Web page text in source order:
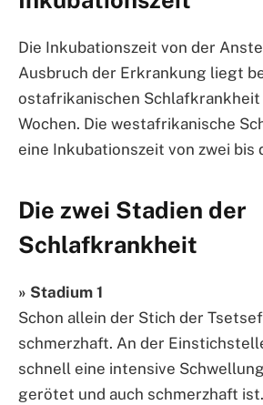
Die Inkubationszeit von der
Ausbruch der Erkrankung liegt
ostafrikanischen Schlafkrankheit
Wochen. Die westafrikanische
eine Inkubationszeit von zwei bis
Die zwei Stadien der
Schlafkrankheit
» Stadium 1
Schon allein der Stich der
schmerzhaft. An der
schnell eine intensive
gerötet und auch schmerzhaft